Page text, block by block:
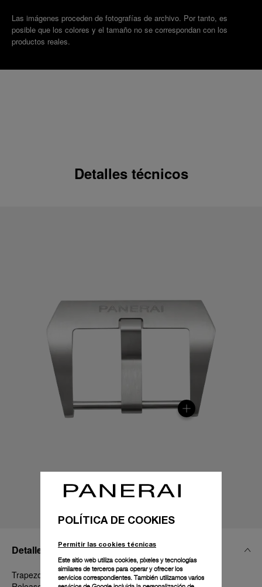
Las imágenes proceden de fotografías de archivo. Por tanto, es
posible que los colores y el tamaño no se correspondan con los
productos reales.
Detalles técnicos
Detalles Técnicos
Trapezoidal de titanio satinado, 22 mm, PAM Click
POLÍTICA DE COOKIES
Permitir las cookies técnicas
Este sitio web utiliza cookies, píxeles y tecnologías
similares de terceros para operar y ofrecer los
servicios correspondientes. También utilizamos varios